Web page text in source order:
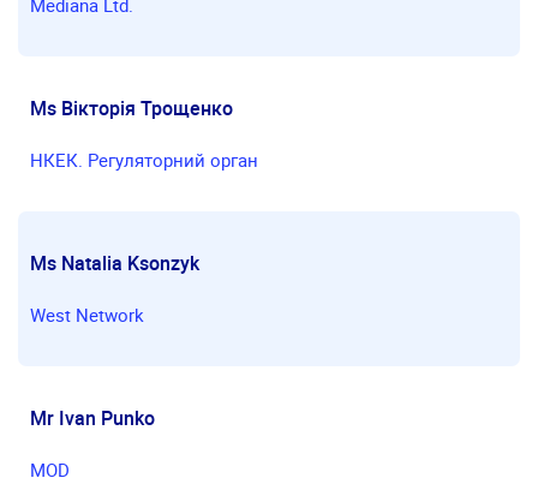
Mediana Ltd.
Ms Вікторія Трощенко
НКЕК. Регуляторний орган
Ms Natalia Ksonzyk
West Network
Mr Ivan Punko
MOD